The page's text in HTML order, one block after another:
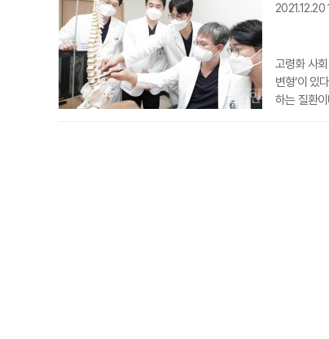
하나로 여...
2021.12.20
고령화 사
변형’이 있
하는 질환
골반경사